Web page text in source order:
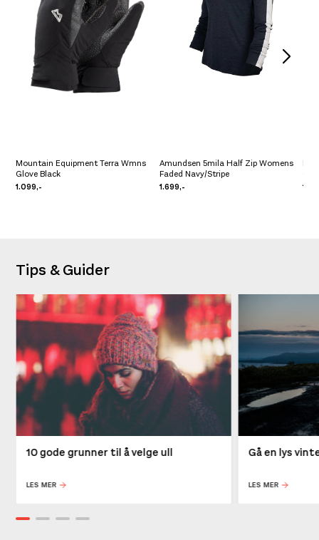
Mountain Equipment Terra Wmns
Glove Black
1.099,-
Amundsen 5mila Half Zip Womens
Faded Navy/Stripe
1.699,-
Tips & Guider
10 gode grunner til å velge ull
LES MER
Gå en lys
LES MER